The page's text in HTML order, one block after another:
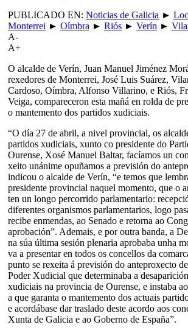
PUBLICADO EN: Noticias de Galicia ►
Monterrei ► Oímbra ► Riós ► Verín ►
A-
A+
O alcalde de Verín, Juan Manuel Jiménez
rexedores de Monterrei, José Luis Suárez,
Cardoso, Oímbra, Alfonso Villarino, e Riós,
Veiga, compareceron esta mañá en rolda de
o mantemento dos partidos xudiciais.
“O día 27 de abril, a nivel provincial, os
partidos xudiciais, xunto co presidente do
Ourense, Xosé Manuel Baltar, facíamos un
xeito unánime opuñamos a previsión do
indicou o alcalde de Verín, “e temos que
presidente provincial naquel momento, que o
ten un longo percorrido parlamentario:
diferentes organismos parlamentarios, logo
recibe enmendas, ao Senado e retorna ao
aprobación”. Ademais, e por outra banda, a
na súa última sesión plenaria aprobaba unha
va a presentar en todos os concellos da
punto se rexeita á previsión do anteproxecto
Poder Xudicial que determinaba a
xudiciais na provincia de Ourense, e instaba
a que garanta o mantemento dos actuais
e acordábase dar traslado deste acordo aos
Xunta de Galicia e ao Goberno de España”.